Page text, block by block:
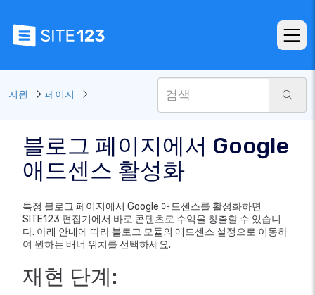
지원 페이지
블로그 페이지에서 Google
애드센스 활성화
특정 블로그 페이지에서 Google 애드센스를 활성화하면
SITE123 편집기에서 바로 콘텐츠로 수익을 창출할 수 있습니
다. 아래 안내에 따라 블로그 모듈의 애드센스 설정으로 이동하
여 원하는 배너 위치를 선택하세요.
재현 단계: